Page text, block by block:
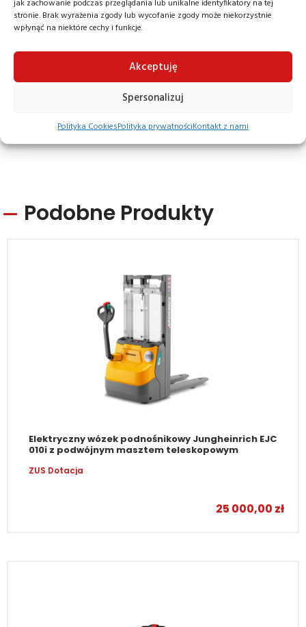
jak zachowanie podczas przeglądania lub unikalne identyfikatory na tej
stronie. Brak wyrażenia zgody lub wycofanie zgody może niekorzystnie
wpłynąć na niektóre cechy i funkcje.
Akceptuję
Spersonalizuj
Polityka CookiesPolityka prywatnościKontakt z nami
Czas pracy 4 godziny
Maksymalny udźwig 1200 kg
Baterie litowo – jonowa 24V / 80Ah
Podobne Produkty
Elektryczny wózek podnośnikowy Jungheinrich EJC
010i z podwójnym masztem teleskopowym
ZUS Dotacja
25 000,00 zł